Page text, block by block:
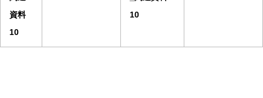
資料
10
10